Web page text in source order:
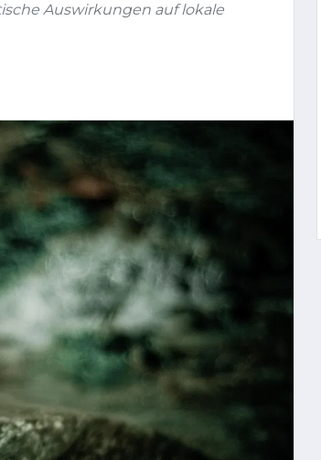
Auswirkungen auf lokale